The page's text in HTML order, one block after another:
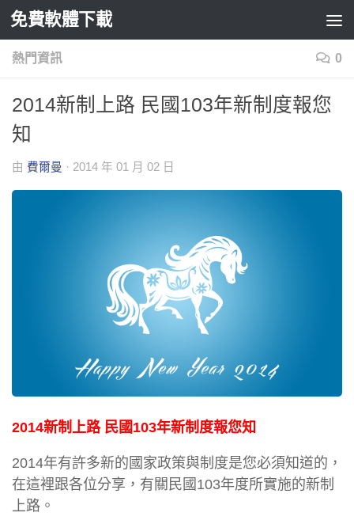
Skip to content
免費軟體下載
熱門資訊 0
2014新制上路 民國103年新制度報您
知
由 費爾曼 · 2014 年 01 月 02 日
2014新制上路 民國103年新制度報您知
2014年有許多新的國家政策與制度是您必須知道的，
在這裡跟各位分享，有關民國103年度所實施的新制
上路。